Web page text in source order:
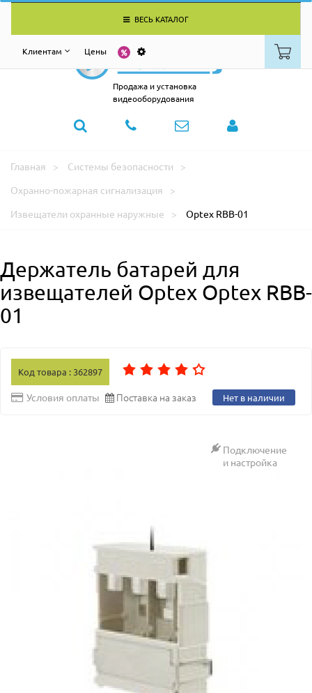
ВЕСЬ КАТАЛОГ
Клиентам Цены
Продажа и установка
видеооборудования
Главная
Системы безопасности
Охранно-пожарная сигнализация
Извещатели охранные наружные
Optex RBB-01
Держатель батарей для
извещателей Optex Optex RBB-
01
Код товара : 362897
Условия оплаты Поставка на заказ Нет в наличии
Подключение
и настройка